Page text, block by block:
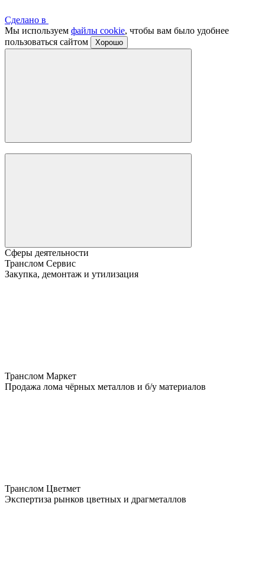
Сделано в
Мы используем файлы cookie, чтобы вам было удобнее
пользоваться сайтом
Хорошо
Сферы деятельности
Транслом Сервис
Закупка, демонтаж и утилизация
Транслом Маркет
Продажа лома чёрных металлов и б/у материалов
Транслом Цветмет
Экспертиза рынков цветных и драгметаллов